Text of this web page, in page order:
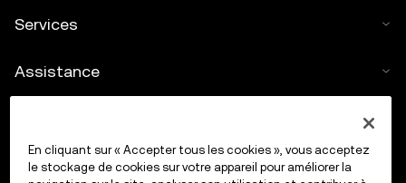
Services
Assistance
Calculateur de cryptos
En cliquant sur « Accepter tous les cookies », vous acceptez
le stockage de cookies sur votre appareil pour améliorer la